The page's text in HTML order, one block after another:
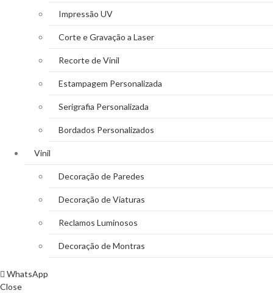
Impressão UV
Corte e Gravação a Laser
Recorte de Vinil
Estampagem Personalizada
Serigrafia Personalizada
Bordados Personalizados
Vinil
Decoração de Paredes
Decoração de Viaturas
Reclamos Luminosos
Decoração de Montras
WhatsApp
Close